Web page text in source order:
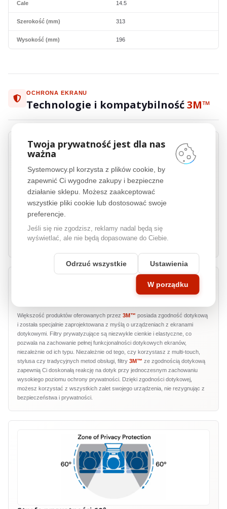
Cale 14.5
Szerokość (mm) 313
Wysokość (mm) 196
OCHRONA EKRANU
Technologie i kompatybilność3M™
3M™COMPLY™
3M™COMPLY™ Adhesive Strips to innowacyjny system mocowania filtrów
prywatyzujących, który zapewnia szybkość, wygodę i niezawodność w
klejących, instalacja i demontaż filtrów jest niezwykle łatwa i szybka,
jednocześnie gwarantując ich stabilne i bezpieczne mocowanie. Technologia
3M™ COMPLY™ Adhesive Strips to gwarancja łatwej obsługi i trwałości, bez
względu na częstotliwość montowania i demontowania filtru. Idealne
rozwiązanie dla użytkowników, którzy cenią sobie wygodę i efektywność.
Większość produktów oferowanych przez 3M™ posiada zgodność dotykową
i została specjalnie zaprojektowana z myślą o urządzeniach z ekranami
dotykowymi. Filtry prywatyzujące są niezwykle cienkie i elastyczne, co
pozwala na zachowanie pełnej funkcjonalności dotykowych ekranów,
niezależnie od ich typu. Niezależnie od tego, czy korzystasz z multi-touch,
stylusa czy tradycyjnych metod obsługi, filtry 3M™ ze zgodnością dotykową
zapewnią Ci doskonałą reakcję na dotyk przy jednoczesnym zachowaniu
wysokiego poziomu ochrony prywatności. Dzięki zgodności dotykowej,
możesz korzystać z wszystkich zalet swojego urządzenia, nie rezygnując z
bezpieczeństwa i prywatności.
Twoja prywatność jest dla nas
ważna
Systemowcy.pl korzysta z plików cookie, by
zapewnić Ci wygodne zakupy i bezpieczne
działanie sklepu. Możesz zaakceptować
wszystkie pliki cookie lub dostosować swoje
preferencje.
Jeśli się nie zgodzisz, reklamy nadal będą się
wyświetlać, ale nie będą dopasowane do Ciebie.
Odrzuć wszystkie Ustawienia
W porządku